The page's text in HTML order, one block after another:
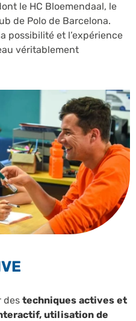
le HC Bloemendaal, le
de Polo de Barcelona.
possibilité et l’expérience
véritablement
des techniques actives et
utilisation de